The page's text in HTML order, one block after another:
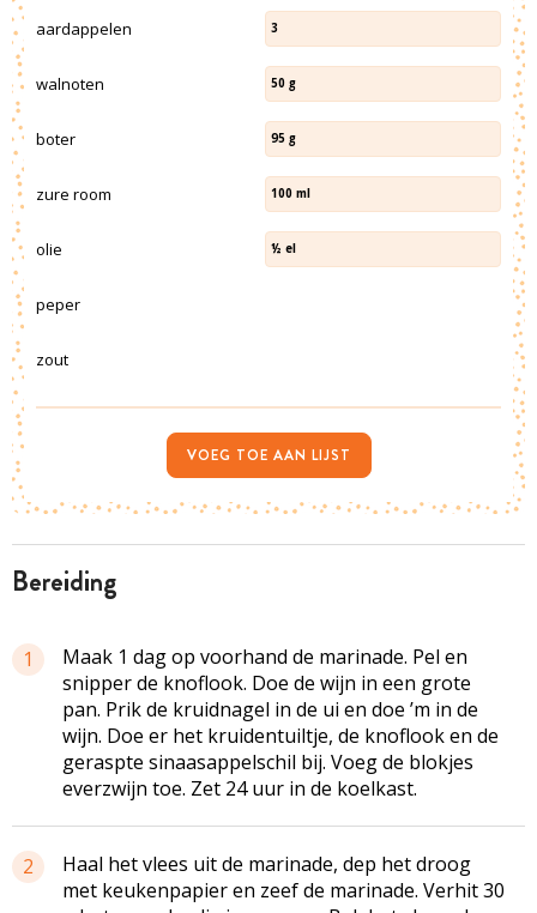
bereiding
1
Maak 1 dag op voorhand de marinade. Pel en
snipper de knoflook. Doe de wijn in een grote
pan. Prik de kruidnagel in de ui en doe ’m in de
wijn. Doe er het kruidentuiltje, de knoflook en de
geraspte sinaasappelschil bij. Voeg de blokjes
everzwijn toe. Zet 24 uur in de koelkast.
2
Haal het vlees uit de marinade, dep het droog
met keukenpapier en zeef de marinade. Verhit 30
aardappelen 3
walnoten 50 g
boter 95 g
zure room 100 ml
olie ½ el
peper
zout
VOEG TOE AAN LIJST